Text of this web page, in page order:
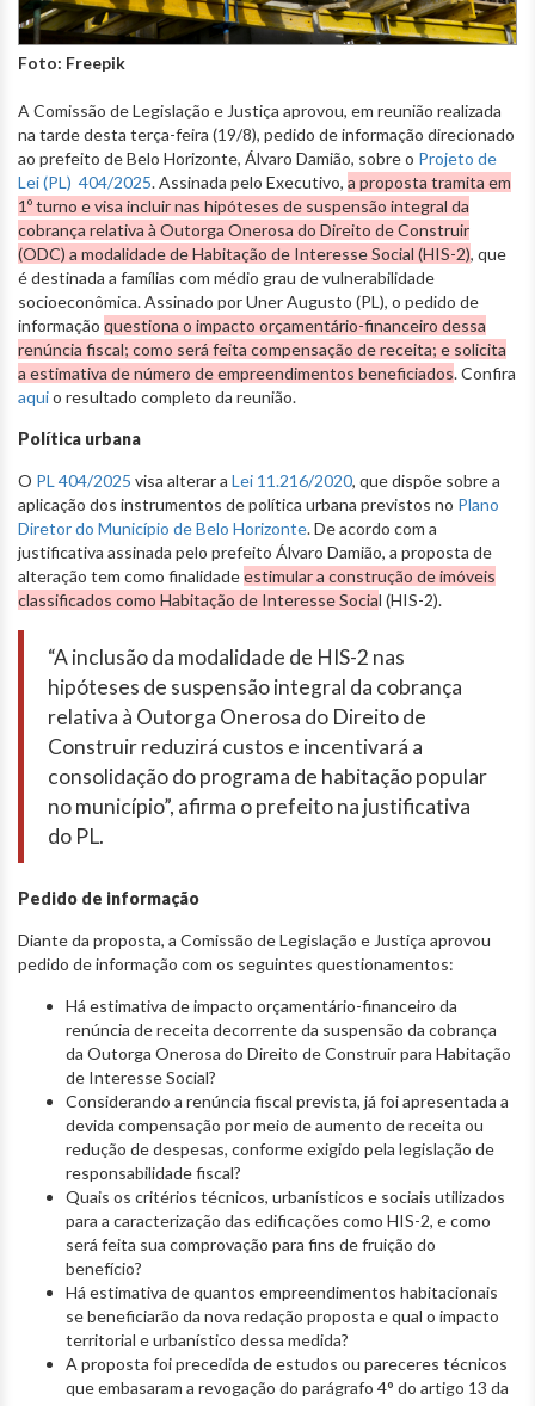
Foto: Freepik
A Comissão de Legislação e Justiça aprovou, em reunião realizada
na tarde desta terça-feira (19/8), pedido de informação direcionado
ao prefeito de Belo Horizonte, Álvaro Damião, sobre o Projeto de
Lei (PL) 404/2025. Assinada pelo Executivo, a proposta tramita em
1º turno e visa incluir nas hipóteses de suspensão integral da
cobrança relativa à Outorga Onerosa do Direito de Construir
(ODC) a modalidade de Habitação de Interesse Social (HIS-2), que
é destinada a famílias com médio grau de vulnerabilidade
socioeconômica. Assinado por Uner Augusto (PL), o pedido de
informação questiona o impacto orçamentário-financeiro dessa
renúncia fiscal; como será feita compensação de receita; e solicita
a estimativa de número de empreendimentos beneficiados. Confira
aquio resultado completo da reunião.
Política urbana
O PL 404/2025 visa alterar a Lei 11.216/2020, que dispõe sobre a
aplicação dos instrumentos de política urbana previstos no Plano
Diretor do Município de Belo Horizonte. De acordo com a
justificativa assinada pelo prefeito Álvaro Damião, a proposta de
alteração tem como finalidadeestimular a construção de imóveis
classificados como Habitação de Interesse Social (HIS-2).
“A inclusão da modalidade de HIS-2 nas
hipóteses de suspensão integral da cobrança
relativa à Outorga Onerosa do Direito de
Construir reduzirá custos e incentivará a
consolidação do programa de habitação popular
no município”, afirma o prefeito na justificativa
do PL.
Pedido de informação
Diante da proposta, a Comissão de Legislação e Justiça aprovou
pedido de informação com os seguintes questionamentos:
Há estimativa de impacto orçamentário-financeiro da
renúncia de receita decorrente da suspensão da cobrança
da Outorga Onerosa do Direito de Construir para Habitação
de Interesse Social?
Considerando a renúncia fiscal prevista, já foi apresentada a
devida compensação por meio de aumento de receita ou
redução de despesas, conforme exigido pela legislação de
responsabilidade fiscal?
Quais os critérios técnicos, urbanísticos e sociais utilizados
para a caracterização das edificações como HIS-2, e como
será feita sua comprovação para fins de fruição do
benefício?
Há estimativa de quantos empreendimentos habitacionais
se beneficiarão da nova redação proposta e qual o impacto
territorial e urbanístico dessa medida?
A proposta foi precedida de estudos ou pareceres técnicos
que embasaram a revogação do parágrafo 4° do artigo 13 da